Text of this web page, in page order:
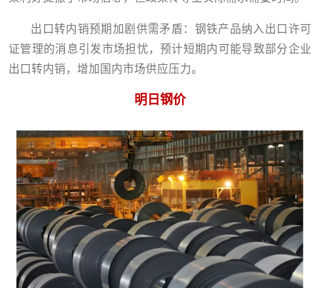
出口转内销预期加剧供需矛盾：钢铁产品纳入出口许可
证管理的消息引发市场担忧，预计短期内可能导致部分企业
出口转内销，增加国内市场供应压力。
明日钢价